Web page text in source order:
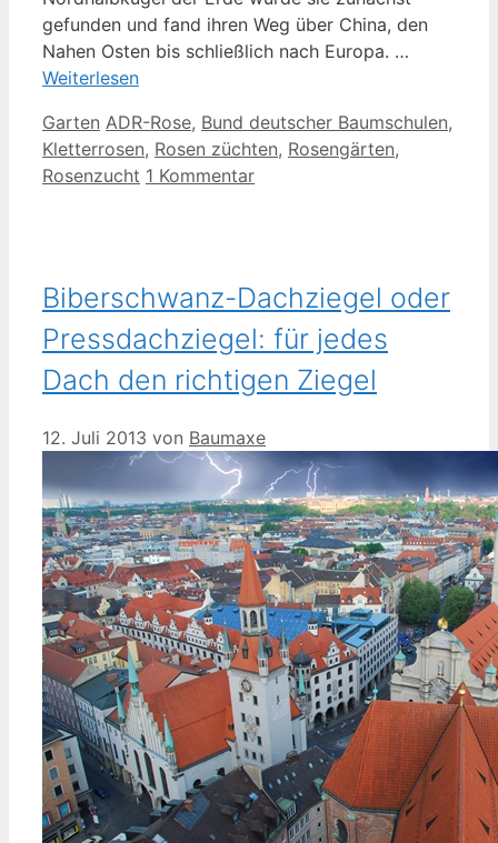
gefunden und fand ihren Weg über China, den
Nahen Osten bis schließlich nach Europa. …
Weiterlesen
Kategorien
Garten Schlagwörter
ADR-Rose, Bund deutscher Baumschulen,
Kletterrosen, Rosen züchten, Rosengärten,
Rosenzucht 1 Kommentar
Biberschwanz-Dachziegel oder
Pressdachziegel: für jedes
Dach den richtigen Ziegel
12. Juli 2013 von Baumaxe